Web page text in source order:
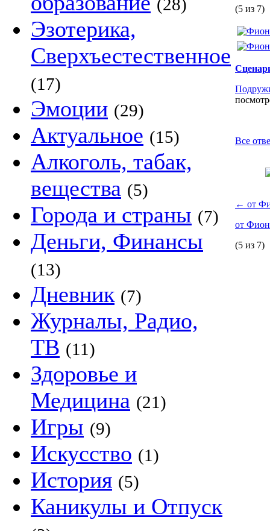
(28)
Эзотерика,
Сверхъестественное
(17)
Эмоции (29)
Актуальное (15)
Алкоголь, табак,
вещества (5)
Города и страны (7)
Деньги, Финансы
(13)
Дневник (7)
Журналы, Радио,
ТВ (11)
Здоровье и
Медицина (21)
Игры (9)
Искусство (1)
История (5)
Каникулы и Отпуск
(5 из 7)
Все
← от
от
(5 из 7)